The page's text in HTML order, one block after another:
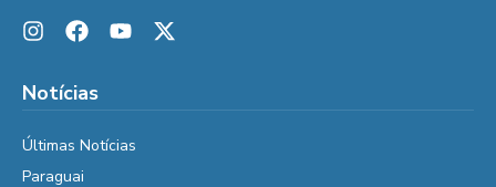
Notícias
Últimas Notícias
Paraguai